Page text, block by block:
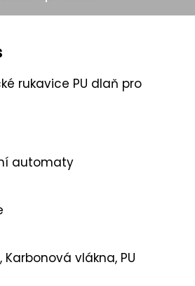
rukavice PU dlaň pro
automaty
Karbonová vlákna, PU